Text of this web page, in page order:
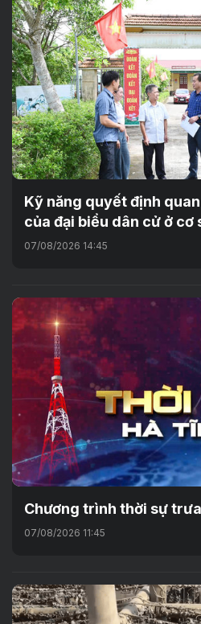
Kỹ năng quyết định
của đại biểu dân cử ở cơ
07/08/2026 14:45
Chương trình thời sự
07/08/2026 11:45